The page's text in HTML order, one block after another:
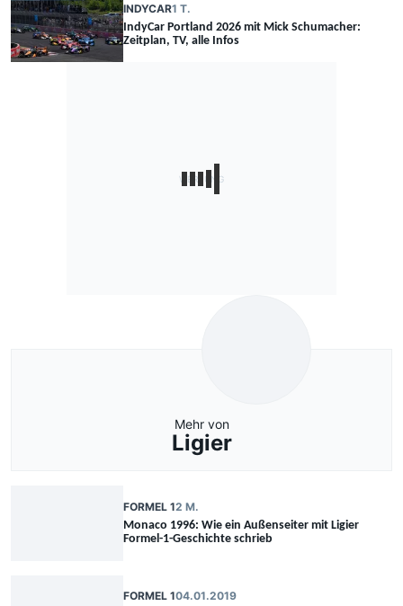
INDYCAR1 T.
IndyCar Portland 2026 mit Mick Schumacher:
Zeitplan, TV, alle Infos
Mehr von
Ligier
FORMEL 12 M.
Monaco 1996: Wie ein Außenseiter mit Ligier
Formel-1-Geschichte schrieb
FORMEL 104.01.2019